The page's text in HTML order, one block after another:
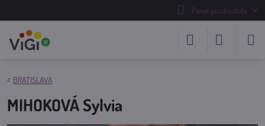
Panel používateľa
BRATISLAVA
MIHOKOVÁ Sylvia